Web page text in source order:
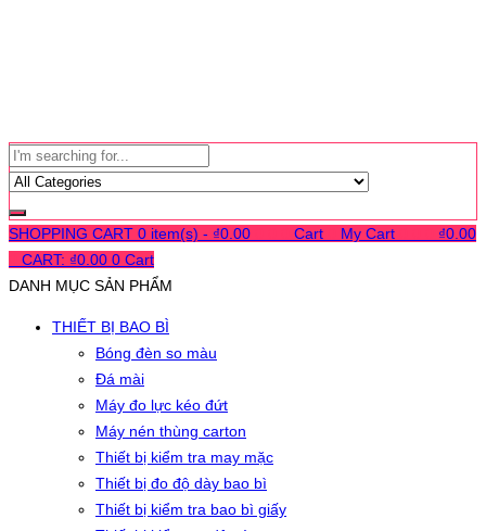
SHOPPING CART 0 item(s) - ₫0.00 Cart My Cart ₫0.00
CART: ₫0.00 0 Cart
DANH MỤC SẢN PHẨM
THIẾT BỊ BAO BÌ
Bóng đèn so màu
Đá mài
Máy đo lực kéo đứt
Máy nén thùng carton
Thiết bị kiểm tra may mặc
Thiết bị đo độ dày bao bì
Thiết bị kiểm tra bao bì giấy